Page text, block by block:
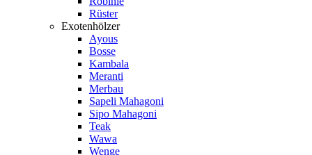
Rüster
Exotenhölzer
Ayous
Bosse
Kambala
Meranti
Merbau
Sapeli Mahagoni
Sipo Mahagoni
Teak
Wawa
Wenge